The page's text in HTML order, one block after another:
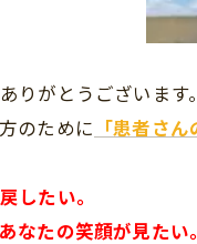
りがとうございま
のために 「患者さん
したい。
なたの笑顔が見たい。